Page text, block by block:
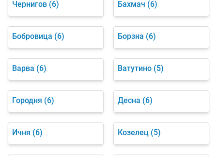
Чернигов (6) Бахмач (6)
Бобровица (6) Борзна (6)
Варва (6) Ватутино (5)
Городня (6) Десна (6)
Ичня (6) Козелец (5)